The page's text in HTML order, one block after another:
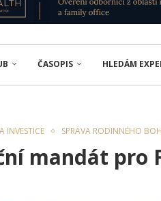
ČASOPIS HLEDÁM
INVESTICE SPRÁVA RODINNÉHO
mandát pro